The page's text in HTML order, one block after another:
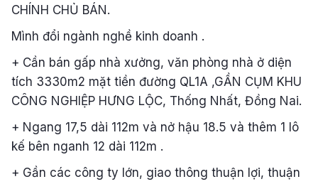
CHÍNH CHỦ BÁN.
Mình đổi ngành nghề kinh doanh .
+ Cần bán gấp nhà xưởng, văn phòng nhà ở diện
tích 3330m2 mặt tiền đường QL1A ,GẦN CỤM KHU
CÔNG NGHIỆP HƯNG LỘC, Thống Nhất, Đồng Nai.
+ Ngang 17,5 dài 112m và nở hậu 18.5 và thêm 1 lô
kế bên nganh 12 dài 112m .
+ Gần các công ty lớn, giao thông thuận lợi, thuận